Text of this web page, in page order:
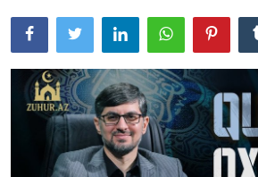
Digər
Namaz
Əhkam
Qalereya